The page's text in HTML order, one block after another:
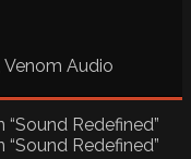
Venom Audio